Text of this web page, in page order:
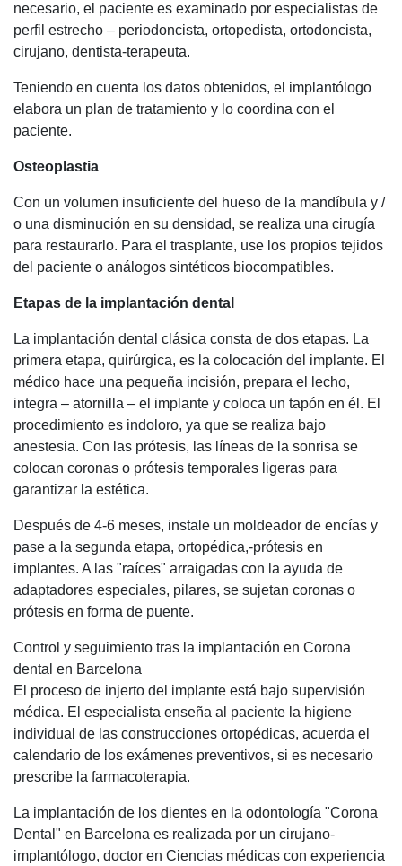
necesario, el paciente es examinado por especialistas de
perfil estrecho – periodoncista, ortopedista, ortodoncista,
cirujano, dentista-terapeuta.
Teniendo en cuenta los datos obtenidos, el implantólogo
elabora un plan de tratamiento y lo coordina con el
paciente.
Osteoplastia
Con un volumen insuficiente del hueso de la mandíbula y /
o una disminución en su densidad, se realiza una cirugía
para restaurarlo. Para el trasplante, use los propios tejidos
del paciente o análogos sintéticos biocompatibles.
Etapas de la implantación dental
La implantación dental clásica consta de dos etapas. La
primera etapa, quirúrgica, es la colocación del implante. El
médico hace una pequeña incisión, prepara el lecho,
integra – atornilla – el implante y coloca un tapón en él. El
procedimiento es indoloro, ya que se realiza bajo
anestesia. Con las prótesis, las líneas de la sonrisa se
colocan coronas o prótesis temporales ligeras para
garantizar la estética.
Después de 4-6 meses, instale un moldeador de encías y
pase a la segunda etapa, ortopédica,-prótesis en
implantes. A las "raíces" arraigadas con la ayuda de
adaptadores especiales, pilares, se sujetan coronas o
prótesis en forma de puente.
Control y seguimiento tras la implantación en Corona
dental en Barcelona
El proceso de injerto del implante está bajo supervisión
médica. El especialista enseña al paciente la higiene
individual de las construcciones ortopédicas, acuerda el
calendario de los exámenes preventivos, si es necesario
prescribe la farmacoterapia.
La implantación de los dientes en la odontología "Corona
Dental" en Barcelona es realizada por un cirujano-
implantólogo, doctor en Ciencias médicas con experiencia